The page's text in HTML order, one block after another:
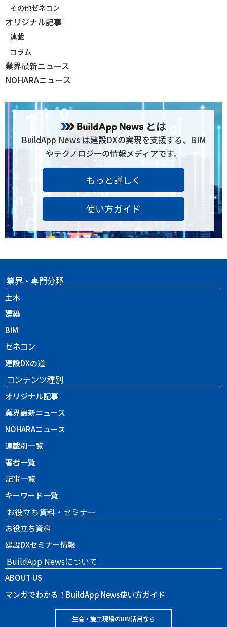
その他ゼネコン
オリジナル記事
連載
コラム
業界最新ニュース
NOHARAニュース
とは
BuildApp News は建設DXの実現を支援する、BIM
やテクノロジーの情報メディアです。
もっと詳しく
使い方ガイド
業界・専門分野
土木
建築
BIM
ゼネコン
建設DXの道
コンテンツ種別
オリジナル記事
業界最新ニュース
NOHARAニュース
連載別一覧
著者一覧
記事一覧
キーワード一覧
お役立ち資料・セミナー
お役立ち資料
建設DXセミナー情報
BuildApp Newsについて
ABOUT US
マンガでわかる！BuildApp News使い方ガイド
生産・施工現場のBIM活用なら